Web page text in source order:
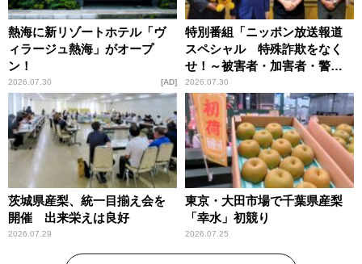
熱海に新リゾートホテル「ヴ
ィラージュ熱海」がオープ
ン！
2026.07.30 AD
特別番組「ニッポン放送報道
スペシャル 特殊詐欺をなく
せ！～被害者・加害者・警視
庁が語るトクリュウの実態
～」放送
2026.07.30
茨城県産梨、統一目揃え会を
開催 出来栄えは良好
2026.07.29
東京・大田市場で千葉県産梨
「幸水」初競り
2026.07.25